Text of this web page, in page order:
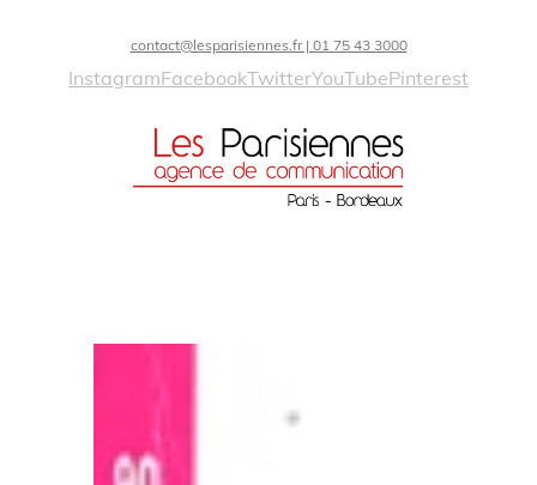
contact@lesparisiennes.fr | 01 75 43 3000
InstagramFacebookTwitterYouTubePinterest